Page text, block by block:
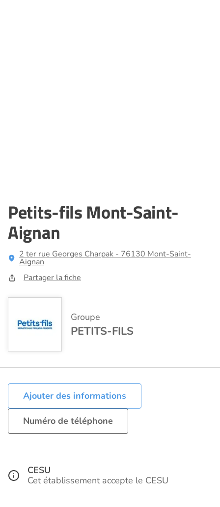
Petits-fils Mont-Saint-
Aignan
2 ter rue Georges Charpak - 76130 Mont-Saint-
Aignan
Partager la fiche
Groupe
PETITS-FILS
Ajouter des informations
Numéro de téléphone
CESU
Cet établissement accepte le CESU